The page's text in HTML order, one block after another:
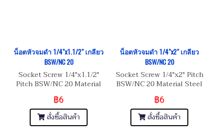
น็อตหัวจมดำ 1/4"x1.1/2" เกลียว
BSW/NC 20
Socket Screw 1/4"x1.1/2"
Pitch BSW/NC 20 Material
Steel เหล็กแข็งมาตรฐาน 8.8
฿6
สั่งซื้อสินค้า
น็อตหัวจมดำ 1/4"x2" เกลียว
BSW/NC 20
Socket Screw 1/4"x2" Pitch
BSW/NC 20 Material Steel
เหล็กแข็งมาตรฐาน 8.8
฿6
สั่งซื้อสินค้า